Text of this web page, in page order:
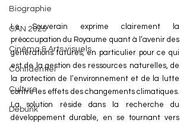
Biographie
CAN 2025
Cinéma & Arts visuels
Confidentiel
Culture
Debunk
Le Souverain exprime clairement la
préoccupation du Royaume quant à l’avenir des
générations futures, en particulier pour ce qui
est de la gestion des ressources naturelles, de
la protection de l’environnement et de la lutte
contre les effets des changements climatiques.
La solution réside dans la recherche du
développement durable, en se tournant vers